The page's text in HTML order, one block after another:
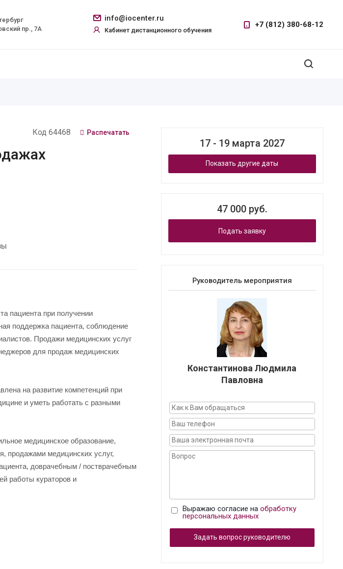
info@iocenter.ru
Кабинет дистанционного обучения
+7 (812) 380-68-12
пр., 7А
Код 64468 Распечатать
пациента при получении
поддержка пациента, соблюдение
Продажи медицинских услуг
для продаж медицинских
на развитие компетенций при
и уметь работать с разными
медицинское образование,
продажами медицинских услуг,
доврачебным / постврачебным
работы кураторов и
17 - 19 марта 2027
Показать другие даты
47 000 руб.
Подать заявку
Руководитель мероприятия
Константинова Людмила
Павловна
Выражаю согласие на обработку
персональных данных
Задать вопрос руководителю